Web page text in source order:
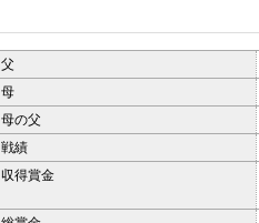
父
母
母の父
戦績
収得賞金